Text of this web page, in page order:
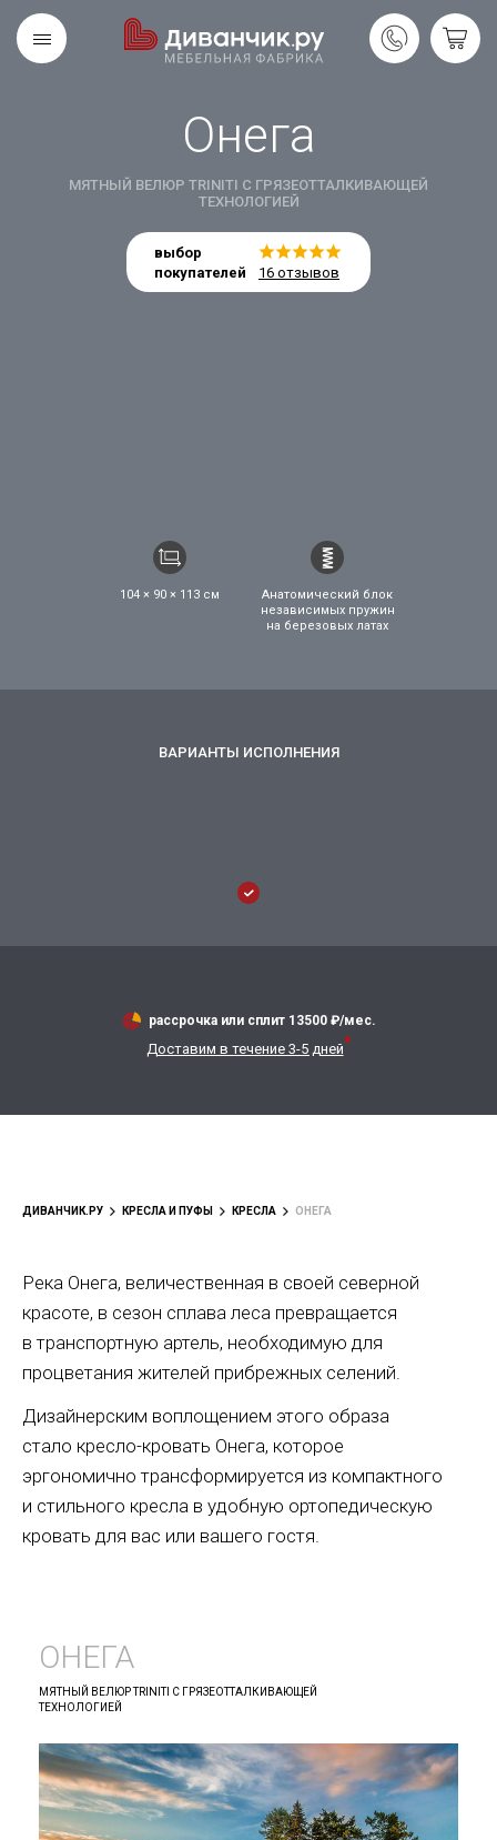
Онега
МЯТНЫЙ ВЕЛЮР TRINITI С ГРЯЗЕОТТАЛКИВАЮЩЕЙ
ТЕХНОЛОГИЕЙ
выбор
покупателей
16 отзывов
104 × 90 × 113 см
Анатомический блок
независимых пружин
на березовых латах
рассрочка или сплит 13500 ₽/мес.
Доставим в течение 3-5 дней*
ДИВАНЧИК.РУ КРЕСЛА И ПУФЫ КРЕСЛА ОНЕГА
Река Онега, величественная в своей северной
красоте, в сезон сплава леса превращается
в транспортную артель, необходимую для
процветания жителей прибрежных селений.
Дизайнерским воплощением этого образа
стало кресло-кровать Онега, которое
эргономично трансформируется из компактного
и стильного кресла в удобную ортопедическую
кровать для вас или вашего гостя.
ОНЕГА
МЯТНЫЙ ВЕЛЮР TRINITI С ГРЯЗЕОТТАЛКИВАЮЩЕЙ
ТЕХНОЛОГИЕЙ
Скандинавская